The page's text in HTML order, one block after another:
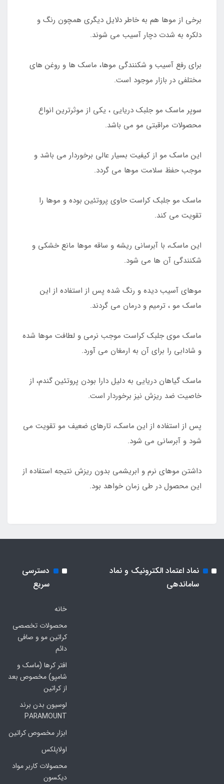
برخی از موها هم به خاطر دلایل دیگری همچون رنگ و
دلکره به شدت دچار آسیب می شوند.
برای رفع آسیب و شکنندگی موها، ماسک ها و روغن های
مختلفی در بازار موجود است.
سوپر ماسک مو جلبک دریایی ، یکی از موثرترین انواع
محصولات مراقبتی مو می باشد.
این ماسک مو از کیفیت بسیار عالی برخوردار می باشد و
موجب حفظ سلامت موها می گردد.
ماسک مو جلبک کراست حاوی پروتئین بوده و موها را
تقویت می کند.
این ماسک، با آبرسانی ریشه و ساقه موها مانع خشکی و
شکنندگی آن ها می شود.
موهای آسیب دیده و رنگ شده پس از استفاده از این
ماسک مو ، ترمیم و درمان می گردند.
ماسک موی جلبک کراست موجب نرمی و لطافت موها شده
و شادابی را برای آن به ارمغان می آورد.
ماسک گیاهان دریایی به دلیل دارا بودن پروتئین گندم، از
خاصیت ضد ریزش نیز برخوردار است.
پس از استفاده از این ماسک، تارهای ضعیف مو تقویت می
شود و آبرسانی می شود.
داشتن موهای نرم و ابریشمی بدون ریزش نتیجه استفاده از
این محصول در طی زمان خواهد بود.
نماد اعتماد الکترونیک و نماد
ساماندهی
دسترسی
سریع
خانه
محصولات تخصصی
کراتین مو و صافی
دائم
افتر کرها (ماسک و
شامپو) مخصوص بعد
از کراتین
لوسیون بدن برند
PARAMOUNT
ابزار مخصوص کراتین
اولاپلکس
محصولات کاربر مواد
دیکسون